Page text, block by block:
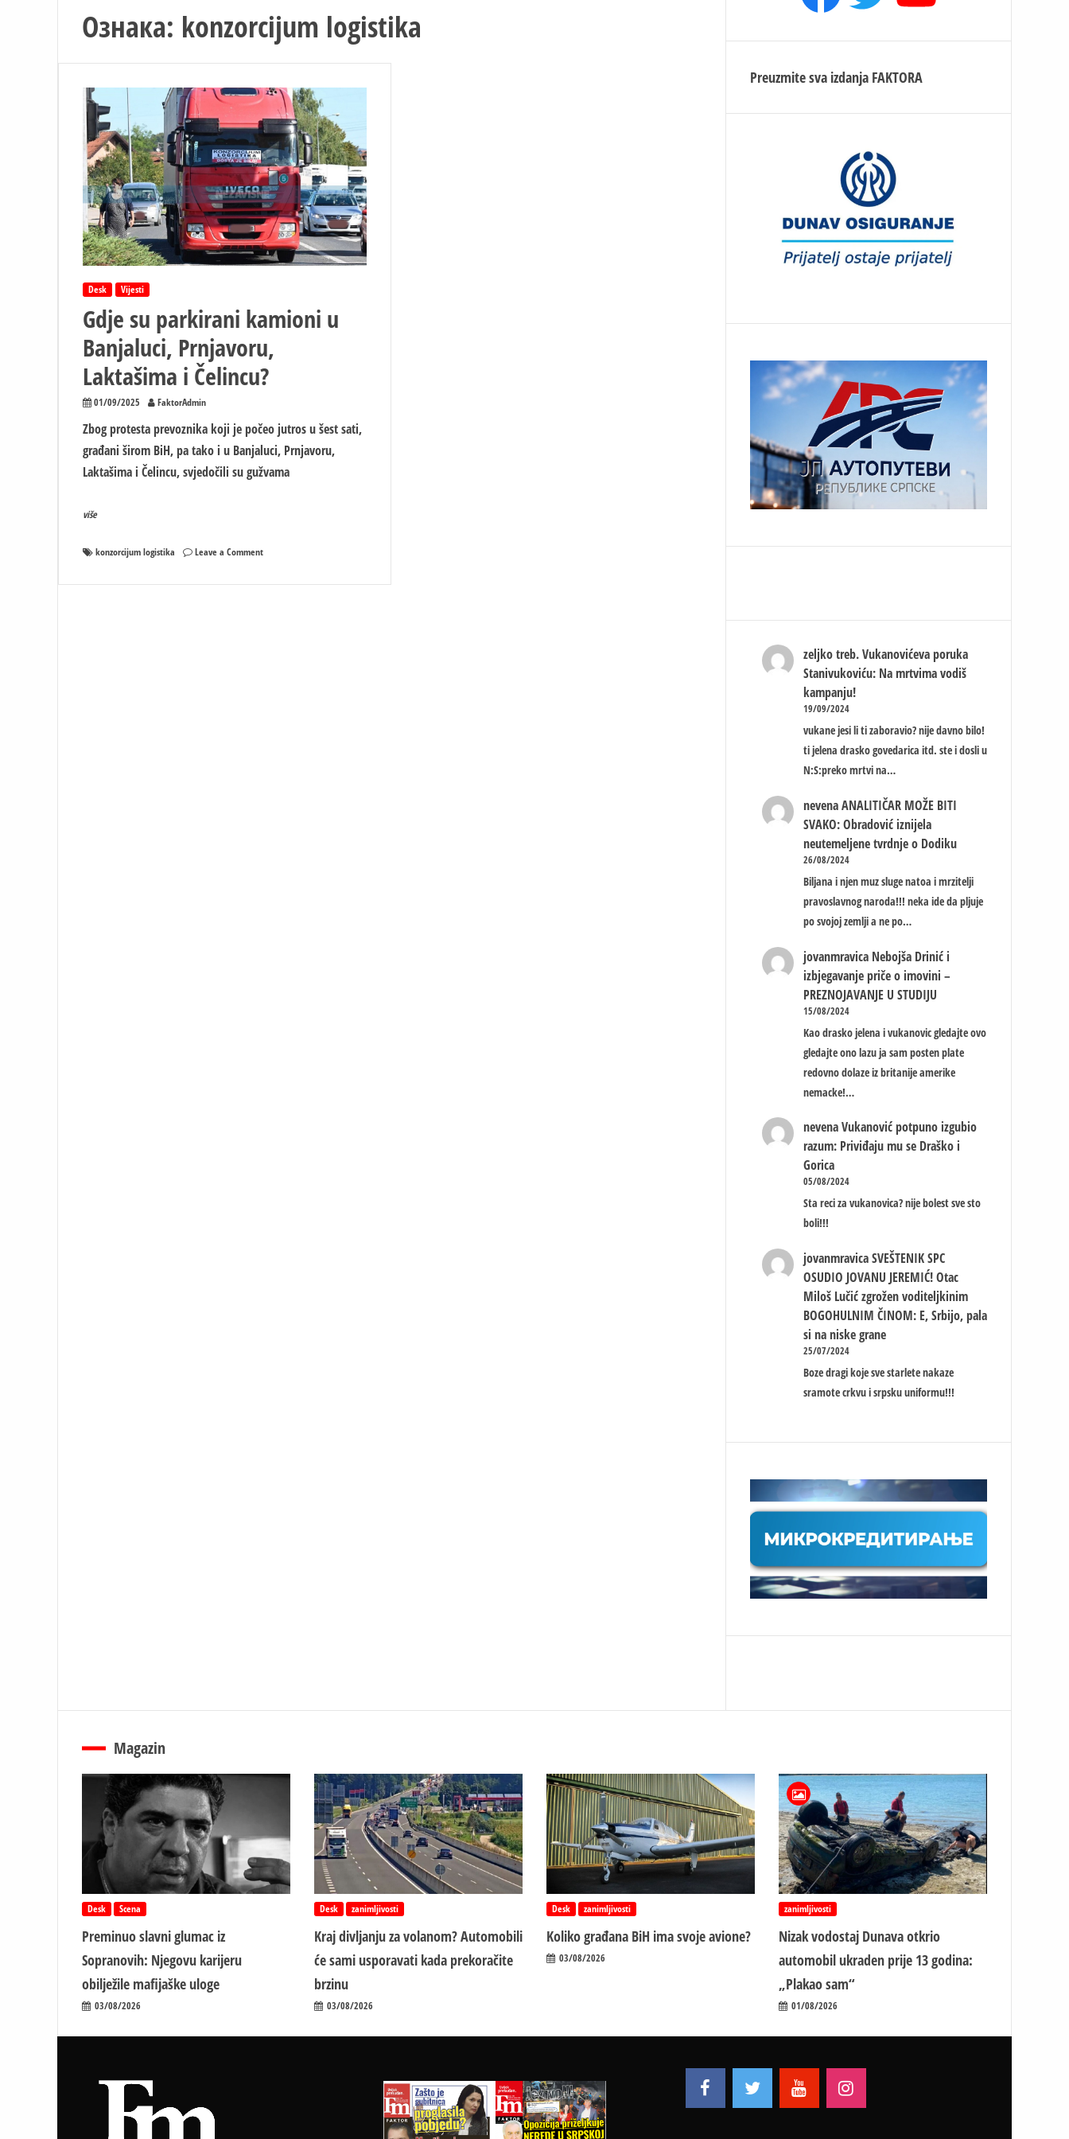
Ознака: konzorcijum logistika
Desk Vijesti
Gdje su parkirani kamioni u
Banjaluci, Prnjavoru,
Laktašima i Čelincu?
01/09/2025 FaktorAdmin
Zbog protesta prevoznika koji je počeo jutros u šest sati,
građani širom BiH, pa tako i u Banjaluci, Prnjavoru,
Laktašima i Čelincu, svjedočili su gužvama
više
konzorcijum logistika Leave a Commenton
su
Preuzmite sva izdanja FAKTORA
zeljko treb. Vukanovićeva poruka
Stanivukoviću: Na mrtvima vodiš
kampanju!
19/09/2024
vukane jesi li ti zaboravio? nije davno bilo!
ti jelena drasko govedarica itd. ste i dosli u
N:S:preko mrtvi na…
nevena ANALITIČAR MOŽE BITI
SVAKO: Obradović iznijela
neutemeljene tvrdnje o Dodiku
26/08/2024
Biljana i njen muz sluge natoa i mrzitelji
pravoslavnog naroda!!! neka ide da pljuje
po svojoj zemlji a ne po…
jovanmravica Nebojša Drinić i
izbjegavanje priče o imovini –
PREZNOJAVANJE U STUDIJU
15/08/2024
Kao drasko jelena i vukanovic gledajte ovo
gledajte ono lazu ja sam posten plate
redovno dolaze iz britanije amerike
nemacke!…
nevena Vukanović potpuno izgubio
razum: Priviđaju mu se Draško i
Gorica
05/08/2024
Sta reci za vukanovica? nije bolest sve sto
boli!!!
jovanmravica SVEŠTENIK SPC
OSUDIO JOVANU JEREMIĆ! Otac
Miloš Lučić zgrožen voditeljkinim
BOGOHULNIM ČINOM: E, Srbijo, pala
si na niske grane
25/07/2024
Boze dragi koje sve starlete nakaze
sramote crkvu i srpsku uniformu!!!
Magazin
Desk Scena
Preminuo slavni glumac iz
Sopranovih: Njegovu karijeru
obilježile mafijaške uloge
03/08/2026
Desk zanimljivosti
Kraj divljanju za volanom? Automobili
će sami usporavati kada prekoračite
brzinu
03/08/2026
Desk zanimljivosti
Koliko građana BiH ima svoje avione?
03/08/2026
zanimljivosti
Nizak vodostaj Dunava otkrio
automobil ukraden prije 13 godina:
„Plakao sam“
01/08/2026